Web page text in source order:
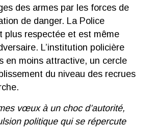
des armes par les forces de
de danger. La Police
plus respectée et est même
L’institution policière
en moins attractive, un cercle
du niveau des recrues
vœux à un choc d’autorité,
politique qui se répercute